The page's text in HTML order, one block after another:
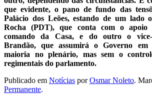
que evidente, o pano de fundo das
Palácio dos Leões, estando de um lado
Rocha (PDT), que conta com o
comando da Casa, e do outro o vice-
Brandão, que assumirá o Governo
maioria no plenário, mas sem o
regimentais do parlamento.
Publicado em Notícias porOsmar Noleto.
Permanente.